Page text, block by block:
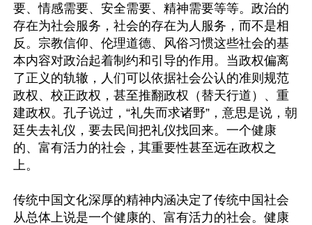
要、情感需要、安全需要、精神需要等等。政治的
存在为社会服务，社会的存在为人服务，而不是相
反。宗教信仰、伦理道德、风俗习惯这些社会的基
本内容对政治起着制约和引导的作用。当政权偏离
了正义的轨辙，人们可以依据社会公认的准则规范
政权、校正政权，甚至推翻政权（替天行道）、重
建政权。孔子说过，“礼失而求诸野”，意思是说，朝
廷失去礼仪，要去民间把礼仪找回来。一个健康
的、富有活力的社会，其重要性甚至远在政权之
上。
传统中国文化深厚的精神内涵决定了传统中国社会
从总体上说是一个健康的、富有活力的社会。健康